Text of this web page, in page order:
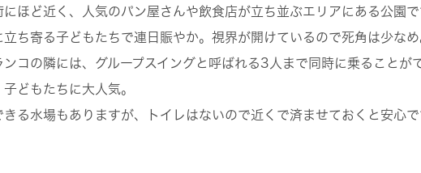
にほど近く、人気のパン屋さんや飲食店が立ち並ぶエリアにある公園
立ち寄る子どもたちで連日賑やか。視界が開けているので死角は少な
ンコの隣には、グループスイングと呼ばれる3人まで同時に乗ることが
どもたちに大人気。
きる水場もありますが、トイレはないので近くで済ませておくと安心で